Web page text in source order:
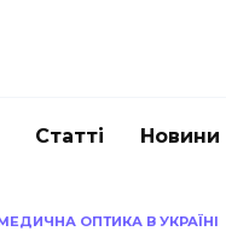
Статті Новини
ОПТИКА В УКРАЇНІ